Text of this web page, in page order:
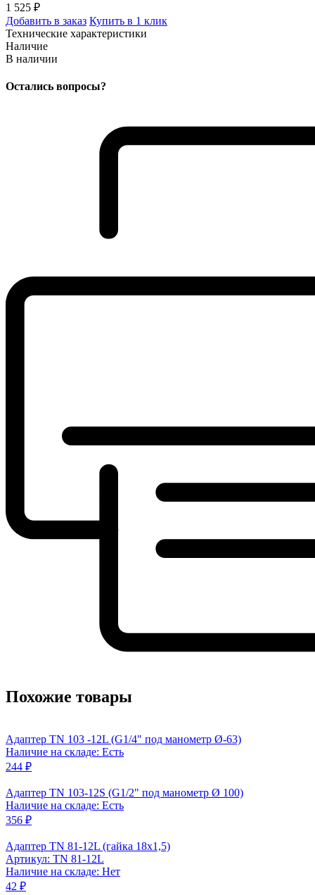
1 525 ₽
Добавить в заказ Купить в 1 клик
Технические характеристики
Наличие
В наличии
Остались вопросы?
Похожие товары
Адаптер TN 103 -12L (G1/4" под манометр Ø-63)
Наличие на складе: Есть
244 ₽
Адаптер TN 103-12S (G1/2" под манометр Ø 100)
Наличие на складе: Есть
356 ₽
Адаптер TN 81-12L (гайка 18x1,5)
Артикул: TN 81-12L
Наличие на складе: Нет
42 ₽